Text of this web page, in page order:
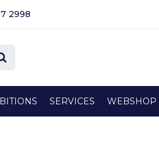
2998
SERVICES WEBSHOP